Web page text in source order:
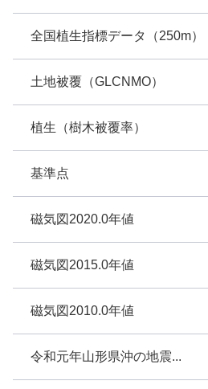
全国植生指標データ（250m）
土地被覆（GLCNMO）
植生（樹木被覆率）
基準点
磁気図2020.0年値
磁気図2015.0年値
磁気図2010.0年値
令和元年山形県沖の地震...